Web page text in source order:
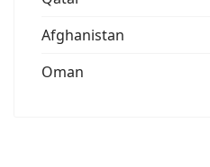
Afghanistan
Oman